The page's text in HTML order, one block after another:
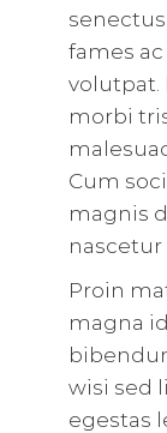
fames
volutpat.
morbi
Cum
magnis
Proin
magna
wisi sed
egestas